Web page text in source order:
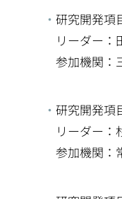
研究開発項
リーダー：
参加機関：
研究開発項
リーダー：
参加機関：